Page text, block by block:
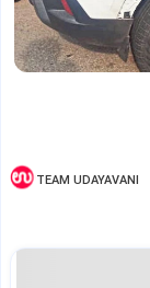
TEAM UDAYAVANI